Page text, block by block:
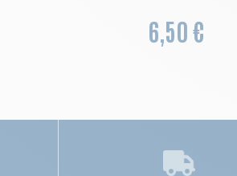
6,50 €